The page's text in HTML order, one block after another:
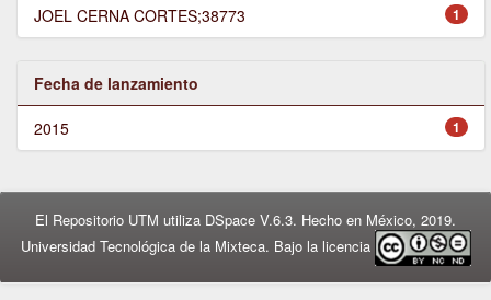
1
JOEL CERNA CORTES;38773
Fecha de lanzamiento
1
2015
El Repositorio UTM utiliza DSpace V.6.3. Hecho en México, 2019.
Universidad Tecnológica de la Mixteca. Bajo la licencia